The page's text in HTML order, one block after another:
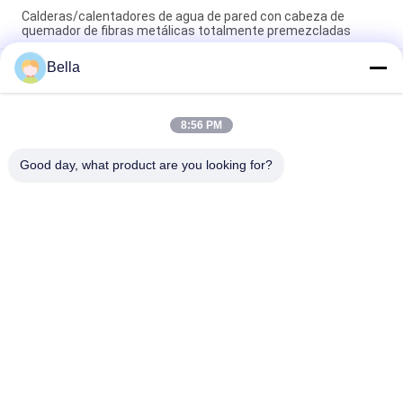
Calderas/calentadores de agua de pared con cabeza de
quemador de fibras metálicas totalmente premezcladas
Quemador de fibra de metal personalizado con combustión
infrarroja de 800kw/m2 y garantía de 3 años para aplicaciones
de calderas de gas
Tipo cilíndrico o plano - Quemador de fibra metálica de llama
Bella
8:56 PM
Good day, what product are you looking for?